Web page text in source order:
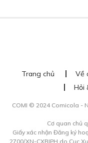
Trang chủ Về
Hỏi
COMI © 2024 Comicola -
Cơ quan chủ
Giấy xác nhận Đăng ký
2700/XN-CXBIPH do Cục